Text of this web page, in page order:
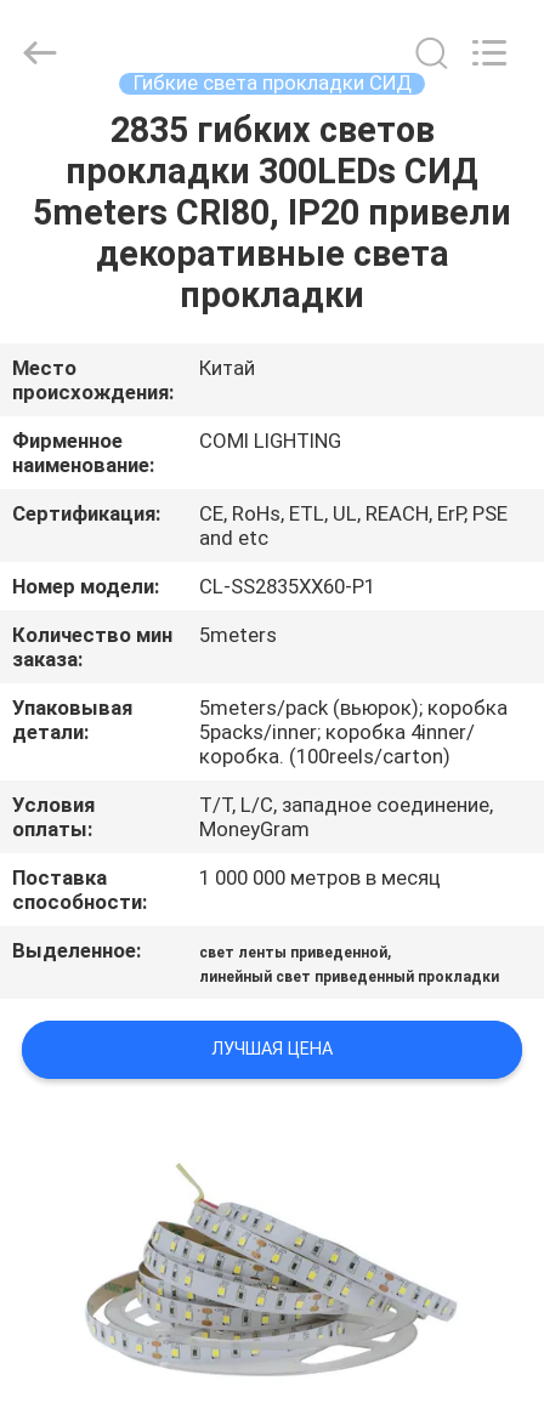
ПРОДУКТЫ
ПУТЕШЕСТВИЕ
ФАБРИКИ
ПРОВЕРКА
СВЯЖИТЕСЬ
СЛУЧАИ
КАРТА
САЙТА
ПОЛИТИКА
КОНФИДЕНЦИАЛЬНОСТИ
LIGHTING
LIMITED.
Гибкие света прокладки СИД
2835 гибких светов
прокладки 300LEDs СИД
5meters CRI80, IP20 привели
декоративные света
прокладки
Место
происхождения:
Китай
Фирменное
наименование:
COMI LIGHTING
Сертификация:
CE, RoHs, ETL, UL, REACH, ErP, PSE
and etc
Номер модели:
CL-SS2835XX60-P1
Количество мин
заказа:
5meters
Упаковывая
детали:
5meters/pack (вьюрок); коробка
5packs/inner; коробка 4inner/
коробка. (100reels/carton)
Условия
оплаты:
T/T, L/C, западное соединение,
MoneyGram
Поставка
способности:
1 000 000 метров в месяц
Выделенное: свет ленты приведенной,
линейный свет приведенный прокладки
ЛУЧШАЯ ЦЕНА